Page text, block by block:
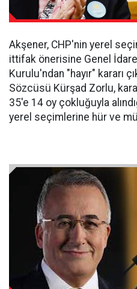
Akşener, CHP'nin yerel
ittifak önerisine Genel İdare
Kurulu'ndan "hayır" kararı
Sözcüsü Kürşad Zorlu,
35'e 14 oy çokluğuyla
yerel seçimlerine hür ve